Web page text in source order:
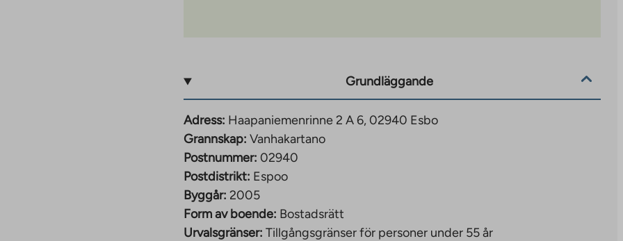
i
vid sjön
daghemmen
ligger ungefär en
Grundläggande
Adress: Haapaniemenrinne 2 A 6, 02940 Esbo
Grannskap: Vanhakartano
Postnummer: 02940
Postdistrikt: Espoo
Byggår: 2005
Form av boende: Bostadsrätt
Urvalsgränser: Tillgångsgränser för personer under 55 år